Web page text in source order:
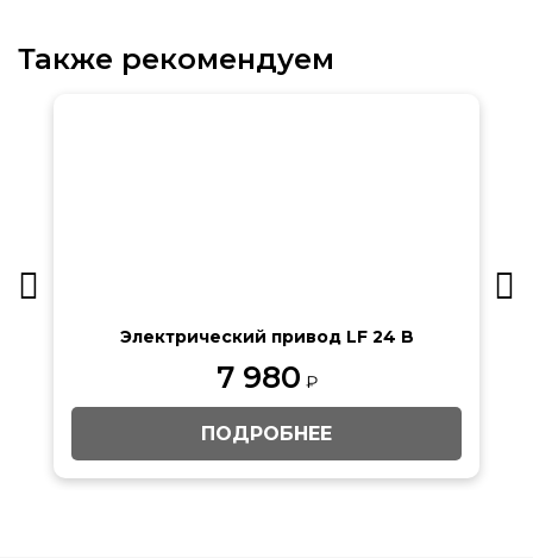
Также рекомендуем
Электрический привод LF 24 B
7 980 ₽
ПОДРОБНЕЕ